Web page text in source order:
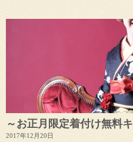
～お正月限定着付け無料
2017年12月20日